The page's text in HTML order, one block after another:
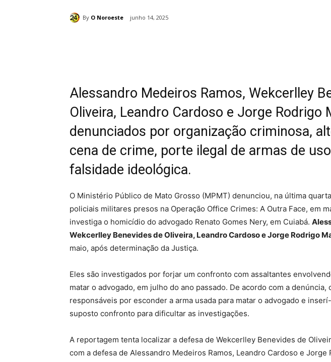
By O Noroeste junho 14, 2025
Alessandro Medeiros Ramos, Wekcerlley
Oliveira, Leandro Cardoso e Jorge Rodrigo
denunciados por organização criminosa,
cena de crime, porte ilegal de armas de
falsidade ideológica.
O Ministério Público de Mato Grosso (MPMT) denunciou, na última
policiais militares presos na Operação Office Crimes: A Outra Face, em
investiga o homicídio do advogado Renato Gomes Nery, em Cuiabá.
Wekcerlley Benevides de Oliveira, Leandro Cardoso e Jorge Rodrigo
maio, após determinação da Justiça.
Eles são investigados por forjar um confronto com assaltantes
matar o advogado, em julho do ano passado. De acordo com a denúncia,
responsáveis por esconder a arma usada para matar o advogado e
suposto confronto para dificultar as investigações.
A reportagem tenta localizar a defesa de Wekcerlley Benevides de
com a defesa de Alessandro Medeiros Ramos, Leandro Cardoso e Jorge